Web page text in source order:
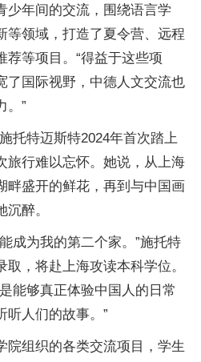
少年间的交流，围绕语言学
等领域，打造了夏令营、远程
荐等项目。“得益于这些项
了国际视野，中德人文交流也
。”
托特迈斯特2024年首次踏上
旅行难以忘怀。她说，从上海
畔盛开的鲜花，再到与中国画
醉。
成为我的第二个家。”施托特
，将赴上海攻读本科学位。
能够真正体验中国人的日常
听人们的故事。”
院组织的各类交流项目，学生